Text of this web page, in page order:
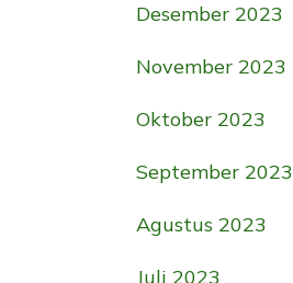
Desember 2023
November 2023
Oktober 2023
September 2023
Agustus 2023
Juli 2023